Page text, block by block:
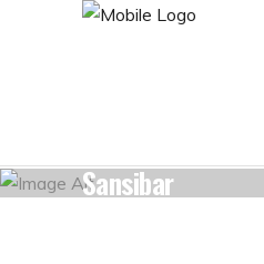
Sansibar